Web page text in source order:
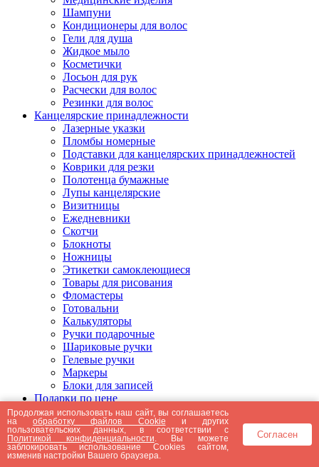
Шампуни
Кондиционеры для волос
Гели для душа
Жидкое мыло
Косметички
Лосьон для рук
Расчески для волос
Резинки для волос
Канцелярские принадлежности
Лазерные указки
Пломбы номерные
Подставки для канцелярских принадлежностей
Коврики для резки
Полотенца бумажные
Лупы канцелярские
Визитницы
Ежедневники
Скотчи
Блокноты
Ножницы
Этикетки самоклеющиеся
Товары для рисования
Фломастеры
Готовальни
Калькуляторы
Ручки подарочные
Шариковые ручки
Гелевые ручки
Маркеры
Блоки для записей
Подарки по цене
Подарки от 5000 рублей
Подарки до 5000 рублей
Подарки до 3000 рублей
Подарки до 2000 рублей
Подарки до 1000 рублей
Продолжая использовать наш сайт, вы соглашаетесь
наобработку файлов Cookie и других
пользовательских данных, в соответствии с
Политикой конфиденциальности . Вы можете
заблокировать использование Cookies сайтом,
изменив настройки Вашего браузера.
Согласен